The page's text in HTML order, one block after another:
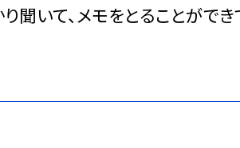
聞いて、メモをとることがで